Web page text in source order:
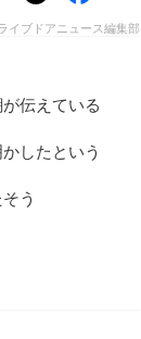
イブドアニュース編集部
伝えている
したという
う